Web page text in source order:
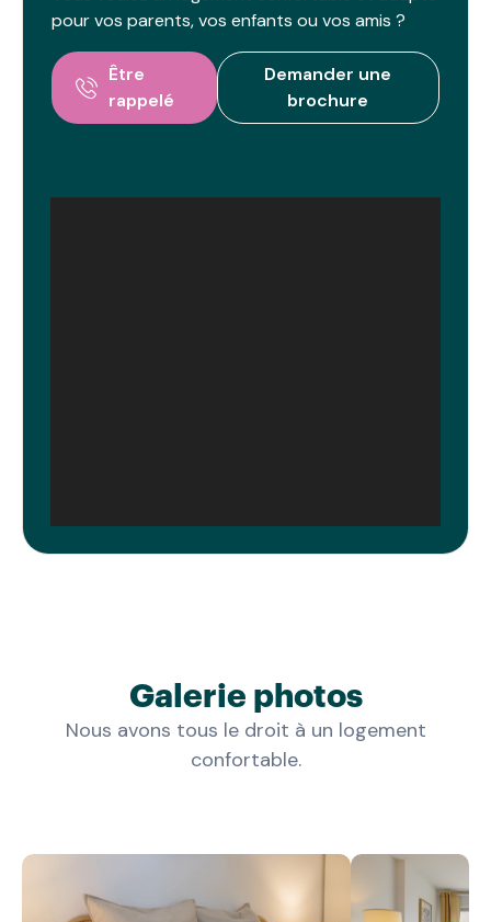
pour vos parents, vos enfants ou vos amis ?
Être
rappelé
Demander une
brochure
Galerie photos
Nous avons tous le droit à un logement
confortable.